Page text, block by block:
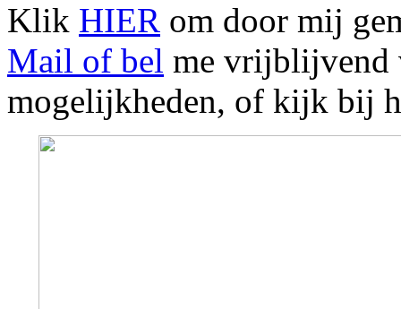
Klik HIER om door mij
Mail of bel me vrijblijvend
mogelijkheden, of kijk bij